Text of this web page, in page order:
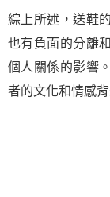
綜上所述，送鞋
也有負面的分離
個人關係的影響
者的文化和情感